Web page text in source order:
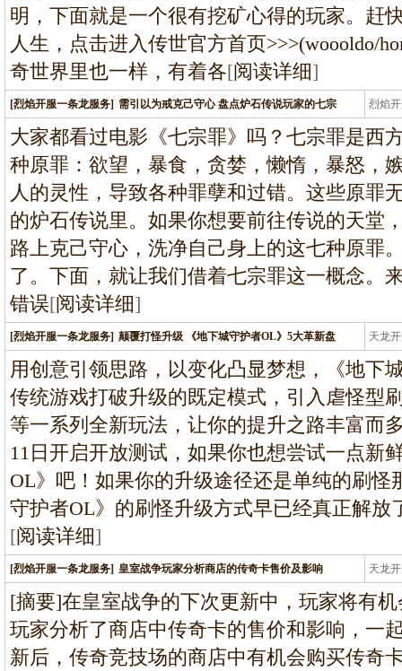
明，下面就是一个很有挖矿心得的玩家。赶
人生，点击进入传世官方首页>>>(woooldo/
奇世界里也一样，有着各[阅读详细]
[烈焰开服一条龙服务] 需引以为戒克己守心 盘点炉石传说玩家的七宗 烈焰
龙
大家都看过电影《七宗罪》吗？七宗罪是西
种原罪：欲望，暴食，贪婪，懒惰，暴怒，
人的灵性，导致各种罪孽和过错。这些原罪
的炉石传说里。如果你想要前往传说的天堂
路上克己守心，洗净自己身上的这七种原罪
了。下面，就让我们借着七宗罪这一概念。
错误[阅读详细]
[烈焰开服一条龙服务] 颠覆打怪升级 《地下城守护者OL》5大革新盘 天龙
龙
用创意引领思路，以变化凸显梦想，《地下
传统游戏打破升级的既定模式，引入虐怪型
等一系列全新玩法，让你的提升之路丰富而
11日开启开放测试，如果你也想尝试一点新
OL》吧！如果你的升级途径还是单纯的刷怪
守护者OL》的刷怪升级方式早已经真正解放
[阅读详细]
[烈焰开服一条龙服务] 皇室战争玩家分析商店的传奇卡售价及影响 天龙
龙
[摘要]在皇室战争的下次更新中，玩家将有
玩家分析了商店中传奇卡的售价和影响，一
新后，传奇竞技场的商店中有机会购买传奇